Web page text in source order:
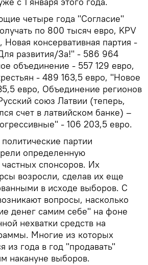
четыре года "Согласие"
по 800 тысяч евро, KPV
консервативная партия -
развития/За!" - 586 964
объединение - 557 129 евро,
- 489 163,5 евро, "Новое
евро, Объединение регионов
союз Латвии (теперь,
счет в латвийском банке) –
- 106 203,5 евро.
партии
определенную
спонсоров. Их
возросли, сделав их еще
в исходе выборов. С
вопросы, насколько
денег самим себе" на фоне
нехватки средств на
Многие из которых
из года в год "продавать"
накануне выборов.